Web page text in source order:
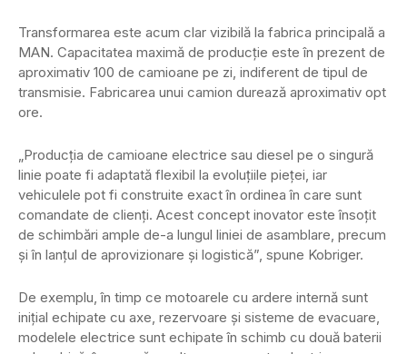
Transformarea este acum clar vizibilă la fabrica principală a
MAN. Capacitatea maximă de producție este în prezent de
aproximativ 100 de camioane pe zi, indiferent de tipul de
transmisie. Fabricarea unui camion durează aproximativ opt
ore.
„Producția de camioane electrice sau diesel pe o singură
linie poate fi adaptată flexibil la evoluțiile pieței, iar
vehiculele pot fi construite exact în ordinea în care sunt
comandate de clienți. Acest concept inovator este însoțit
de schimbări ample de-a lungul liniei de asamblare, precum
și în lanțul de aprovizionare și logistică”, spune Kobriger.
De exemplu, în timp ce motoarele cu ardere internă sunt
inițial echipate cu axe, rezervoare și sisteme de evacuare,
modelele electrice sunt echipate în schimb cu două baterii